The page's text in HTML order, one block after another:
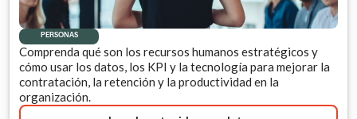
PERSONAS
Comprenda qué son los recursos humanos estratégicos y
cómo usar los datos, los KPI y la tecnología para mejorar la
contratación, la retención y la productividad en la
organización.